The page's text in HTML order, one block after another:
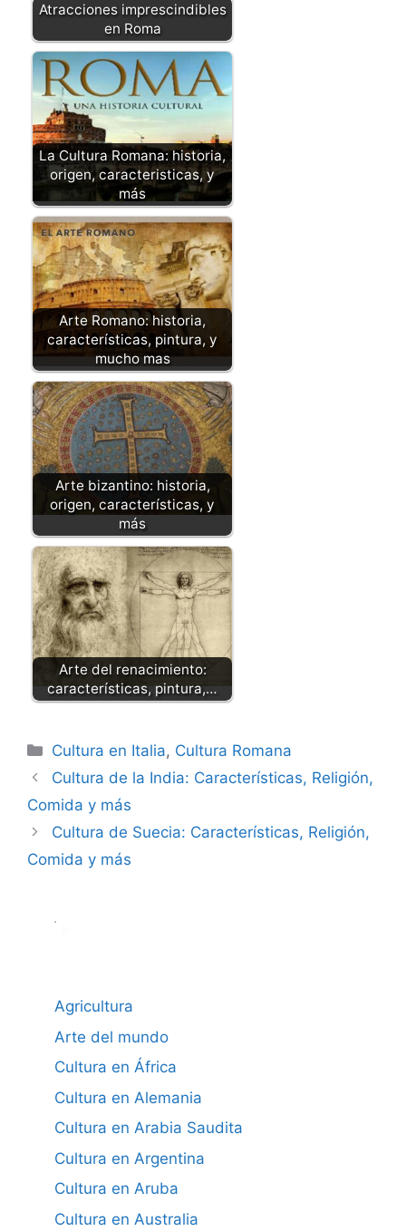
Atracciones imprescindibles
en Roma
La Cultura Romana: historia,
origen, caracteristicas, y
más
Arte Romano: historia,
características, pintura, y
mucho mas
Arte bizantino: historia,
origen, características, y
más
Arte del renacimiento:
características, pintura,…
Categorías
Cultura en Italia, Cultura Romana
Cultura de la India: Características, Religión,
Comida y más
Cultura de Suecia: Características, Religión,
Comida y más
Agricultura
Arte del mundo
Cultura en África
Cultura en Alemania
Cultura en Arabia Saudita
Cultura en Argentina
Cultura en Aruba
Cultura en Australia